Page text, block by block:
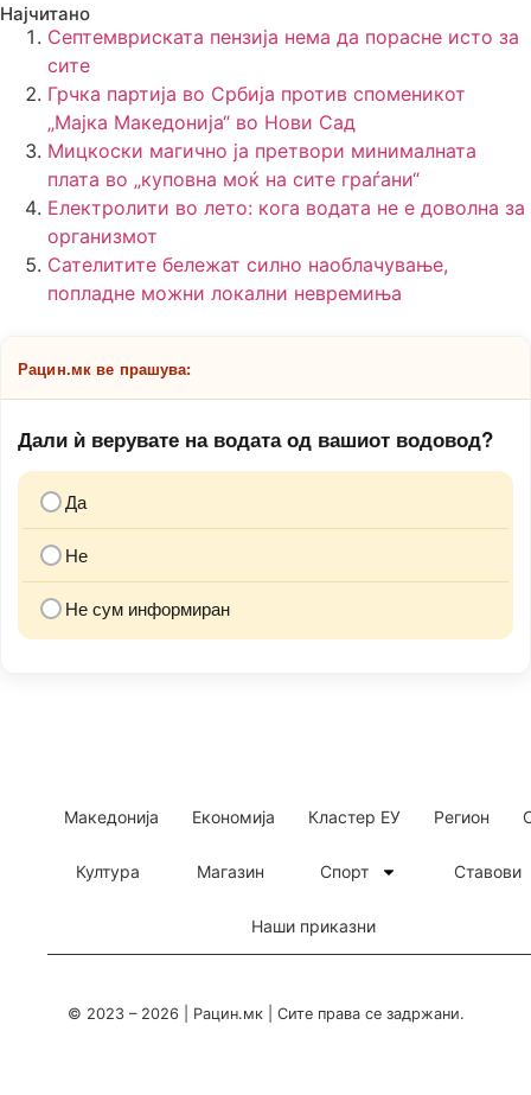
Најчитано
Септемвриската пензија нема да порасне исто за
сите
Грчка партија во Србија против споменикот
„Мајка Македонија“ во Нови Сад
Мицкоски магично ја претвори минималната
плата во „куповна моќ на сите граѓани“
Електролити во лето: кога водата не е доволна за
организмот
Сателитите бележат силно наоблачување,
попладне можни локални невремиња
Рацин.мк ве прашува:
Дали ѝ верувате на водата од вашиот водовод?
Да
Не
Не сум информиран
Македонија Економија Кластер ЕУ Регион
Култура Магазин Спорт Ставови
Наши приказни
© 2023 – 2026 | Рацин.мк | Сите права се задржани.